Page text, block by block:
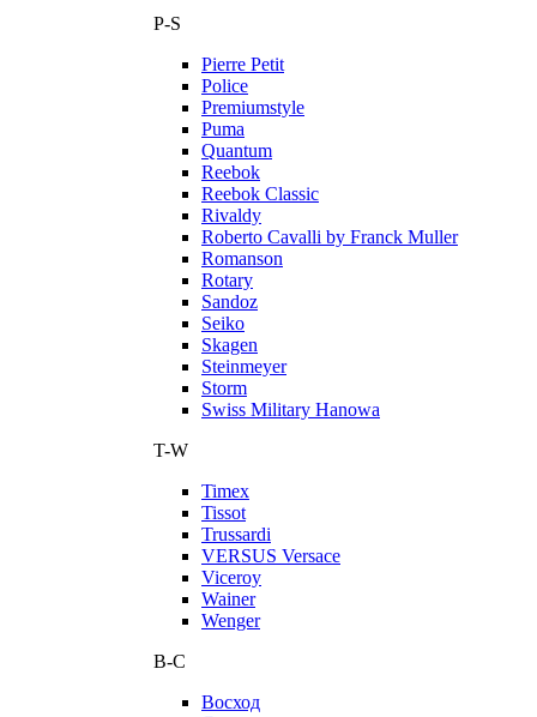
P-S
Pierre Petit
Police
Premiumstyle
Puma
Quantum
Reebok
Reebok Classic
Rivaldy
Roberto Cavalli by Franck Muller
Romanson
Rotary
Sandoz
Seiko
Skagen
Steinmeyer
Storm
Swiss Military Hanowa
T-W
Timex
Tissot
Trussardi
VERSUS Versace
Viceroy
Wainer
Wenger
В-С
Восход